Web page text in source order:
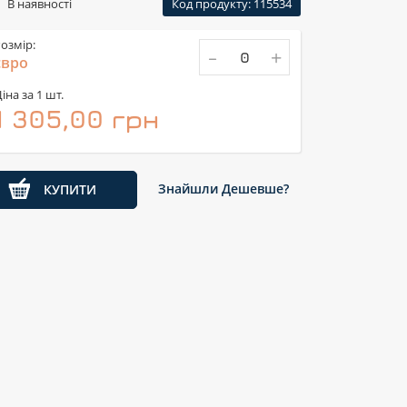
В наявності Код продукту: 115534
за 1 шт.
305,00 грн
- +
КУПИТИ Знайшли Дешевше?